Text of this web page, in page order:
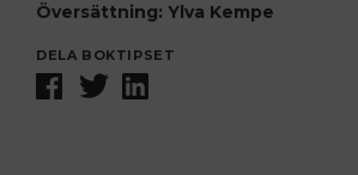
Översättning: Ylva Kempe
DELA BOKTIPSET